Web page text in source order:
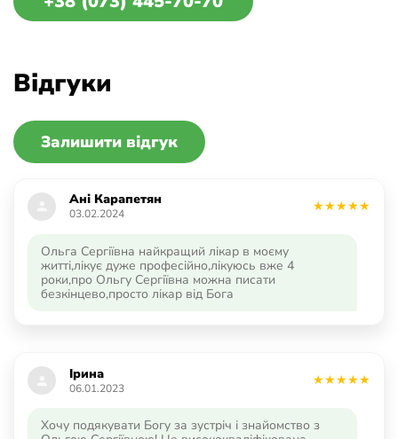
Відгуки
Залишити відгук
Ольга Сергіївна найкращий лікар в моєму
житті,лікує дуже професійно,лікуюсь вже 4
роки,про Ольгу Сергіївна можна писати
безкінцево,просто лікар від Бога
03.02.2024
Ані Карапетян
Хочу подякувати Богу за зустріч і знайомство з
06.01.2023
Ірина